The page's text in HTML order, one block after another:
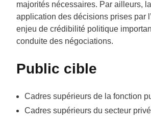
majorités nécessaires. Par ailleurs,
application des décisions prises par
enjeu de crédibilité politique
conduite des négociations.
Public cible
Cadres supérieurs de la fonction
Cadres supérieurs du secteur privé